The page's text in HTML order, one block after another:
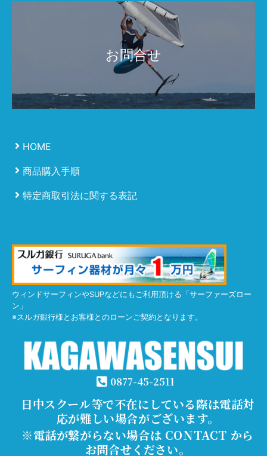
お問合せ
HOME
商品購入手順
特定商取引法に関する表記
ウィンドサーフィンやSUPなどにもご利用頂ける「サーファーズロー
ン」
※スルガ銀行様とお客様とのローンご契約となります。
0877-45-2511
日中スクール等で不在にしている際は電話対
応が難しい場合がございます。
※電話が繋がらない場合は CONTACT から
お問合せください。